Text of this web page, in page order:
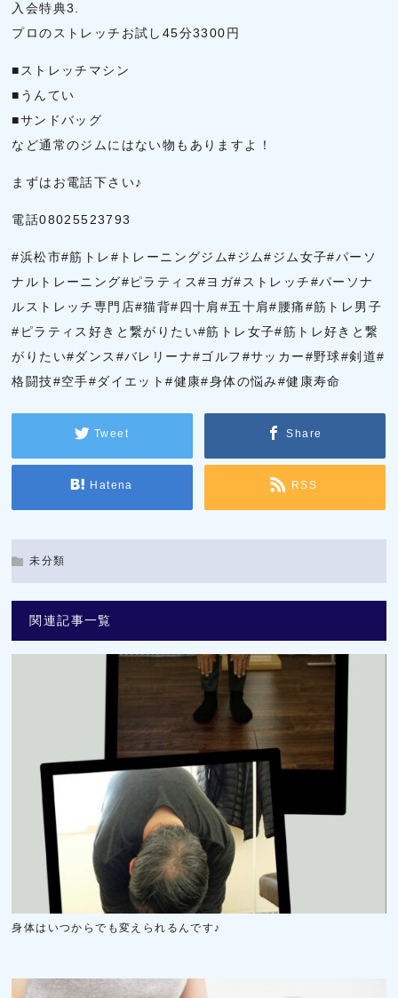
入会特典3.
プロのストレッチお試し45分3300円
■ストレッチマシン
■うんてい
■サンドバッグ
など通常のジムにはない物もありますよ！
まずはお電話下さい♪
電話08025523793
#浜松市#筋トレ#トレーニングジム#ジム#ジム女子#パーソ
ナルトレーニング#ピラティス#ヨガ#ストレッチ#パーソナ
ルストレッチ専門店#猫背#四十肩#五十肩#腰痛#筋トレ男子
#ピラティス好きと繋がりたい#筋トレ女子#筋トレ好きと繋
がりたい#ダンス#バレリーナ#ゴルフ#サッカー#野球#剣道#
格闘技#空手#ダイエット#健康#身体の悩み#健康寿命
Tweet Share
Hatena RSS
未分類
関連記事一覧
身体はいつからでも変えられるんです♪